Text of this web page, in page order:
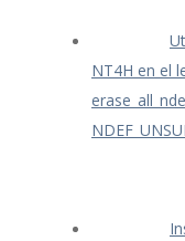
NT4H en el